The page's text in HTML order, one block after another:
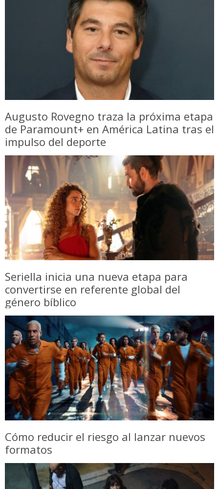
Augusto Rovegno traza la próxima etapa
de Paramount+ en América Latina tras el
impulso del deporte
Seriella inicia una nueva etapa para
convertirse en referente global del
género bíblico
Cómo reducir el riesgo al lanzar nuevos
formatos